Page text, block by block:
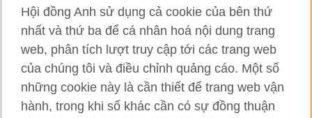
RSS TikTok
Hội đồng Anh toàn cầu
Bảo mật thông tin và quy định sử dụng
Hội đồng Anh sử dụng cả cookie của bên thứ
nhất và thứ ba để cá nhân hoá nội dung trang
web, phân tích lượt truy cập tới các trang web
của chúng tôi và điều chỉnh quảng cáo. Một số
những cookie này là cần thiết để trang web vận
hành, trong khi số khác cần có sự đồng thuận